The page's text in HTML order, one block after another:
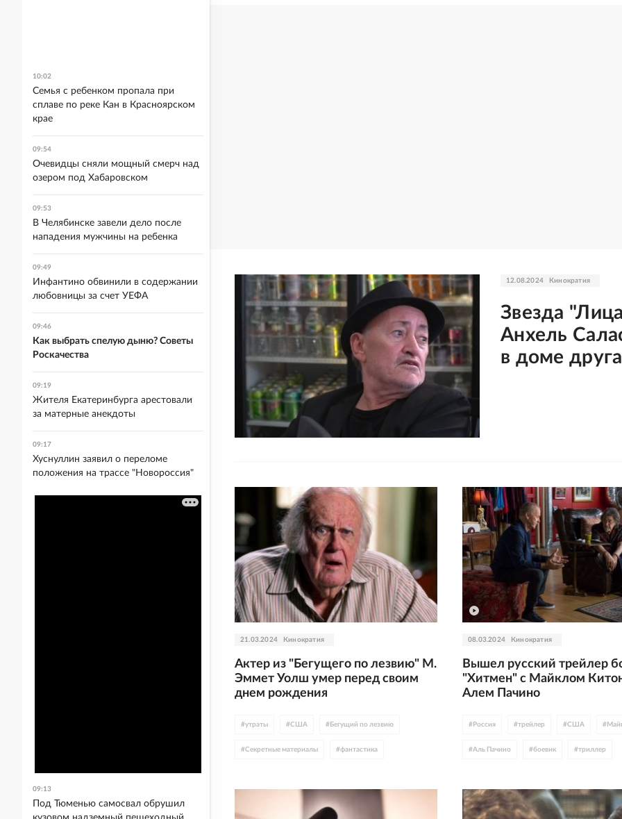
12.08.2024 Кинократия
Звезда
Анхель
в доме друга
21.03.2024 Кинократия
Актер из "Бегущего по лезвию" М.
Эммет Уолш умер перед своим
днем рождения
#утраты #США # Бегущий по лезвию
#Секретные материалы #фантастика
Байки из склепа
08.03.2024 Кинократия
Вышел русский трейлер
"Хитмен" с Майклом
Алем Пачино
# Россия #трейлер #США #
#Аль Пачино #боевик #триллер
10:02
Семья с ребенком пропала при
сплаве по реке Кан в Красноярском
крае
09:54
Очевидцы сняли мощный смерч над
озером под Хабаровском
09:53
В Челябинске завели дело после
нападения мужчины на ребенка
09:49
Инфантино обвинили в содержании
любовницы за счет УЕФА
09:46
Как выбрать спелую дыню? Советы
Роскачества
09:19
Жителя Екатеринбурга арестовали
за матерные анекдоты
09:17
Хуснуллин заявил о переломе
положения на трассе "Новороссия"
09:13
Под Тюменью самосвал обрушил